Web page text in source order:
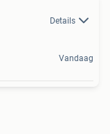
Details
Vandaag